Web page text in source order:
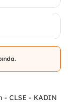
- CLSE - KADIN